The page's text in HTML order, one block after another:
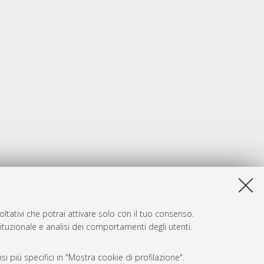
che potrai attivare solo con il tuo consenso.
e analisi dei comportamenti degli utenti.
più specifici in "Mostra cookie di profilazione".